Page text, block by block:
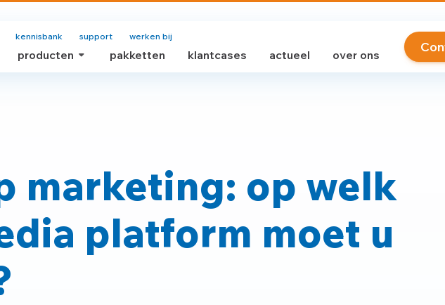
kennisbank support werken bij
producten pakketten klantcases actueel over ons
marketing: op welk
platform moet u